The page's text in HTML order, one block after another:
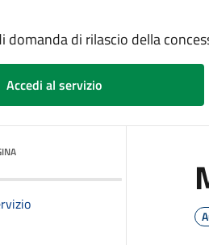
domanda di rilascio della
Accedi al servizio